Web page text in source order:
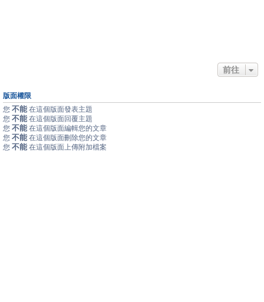
前往
版面權限
您 不能 在這個版面發表主題
您 不能 在這個版面回覆主題
您 不能 在這個版面編輯您的文章
您 不能 在這個版面刪除您的文章
您 不能 在這個版面上傳附加檔案